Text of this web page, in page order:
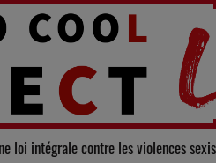
loi intégrale contre les violences